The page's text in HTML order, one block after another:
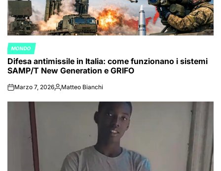
POSTED
IN
MONDO
Difesa antimissile in Italia: come funzionano i sistemi
SAMP/T New Generation e GRIFO
onMarzo 7, 2026Posted
Matteo Bianchi